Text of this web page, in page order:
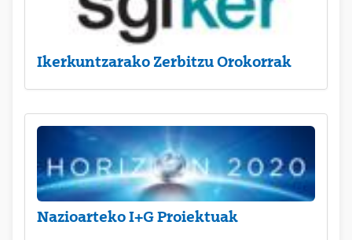
Ikerkuntzarako Zerbitzu Orokorrak
Nazioarteko I+G Proiektuak